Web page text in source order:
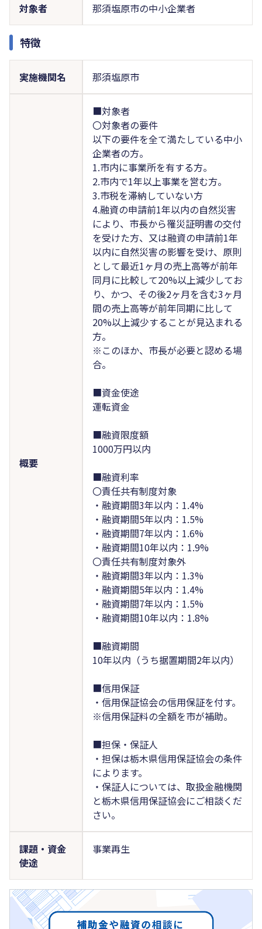
対象者 那須塩原市の中小企業者
特徴
実施機関名 那須塩原市
概要
■対象者
〇対象者の要件
以下の要件を全て満たしている中小
企業者の方。
1.市内に事業所を有する方。
2.市内で1年以上事業を営む方。
3.市税を滞納していない方
4.融資の申請前1年以内の自然災害
により、市長から罹災証明書の交付
を受けた方、又は融資の申請前1年
以内に自然災害の影響を受け、原則
として最近1ヶ月の売上高等が前年
同月に比較して20%以上減少してお
り、かつ、その後2ヶ月を含む3ヶ月
間の売上高等が前年同期に比して
20%以上減少することが見込まれる
方。
※このほか、市長が必要と認める場
合。
■資金使途
運転資金
■融資限度額
1000万円以内
■融資利率
〇責任共有制度対象
・融資期間3年以内：1.4%
・融資期間5年以内：1.5%
・融資期間7年以内：1.6%
・融資期間10年以内：1.9%
〇責任共有制度対象外
・融資期間3年以内：1.3%
・融資期間5年以内：1.4%
・融資期間7年以内：1.5%
・融資期間10年以内：1.8%
■融資期間
10年以内（うち据置期間2年以内）
■信用保証
・信用保証協会の信用保証を付す。
※信用保証料の全額を市が補助。
■担保・保証人
・担保は栃木県信用保証協会の条件
によります。
・保証人については、取扱金融機関
と栃木県信用保証協会にご相談くだ
さい。
課題・資金
使途
事業再生